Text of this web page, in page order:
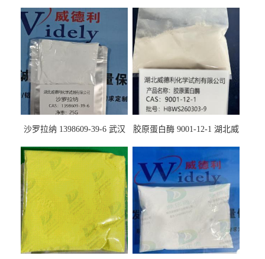
沙罗拉纳 1398609-39-6 武汉
胶原蛋白酶 9001-12-1 湖北威